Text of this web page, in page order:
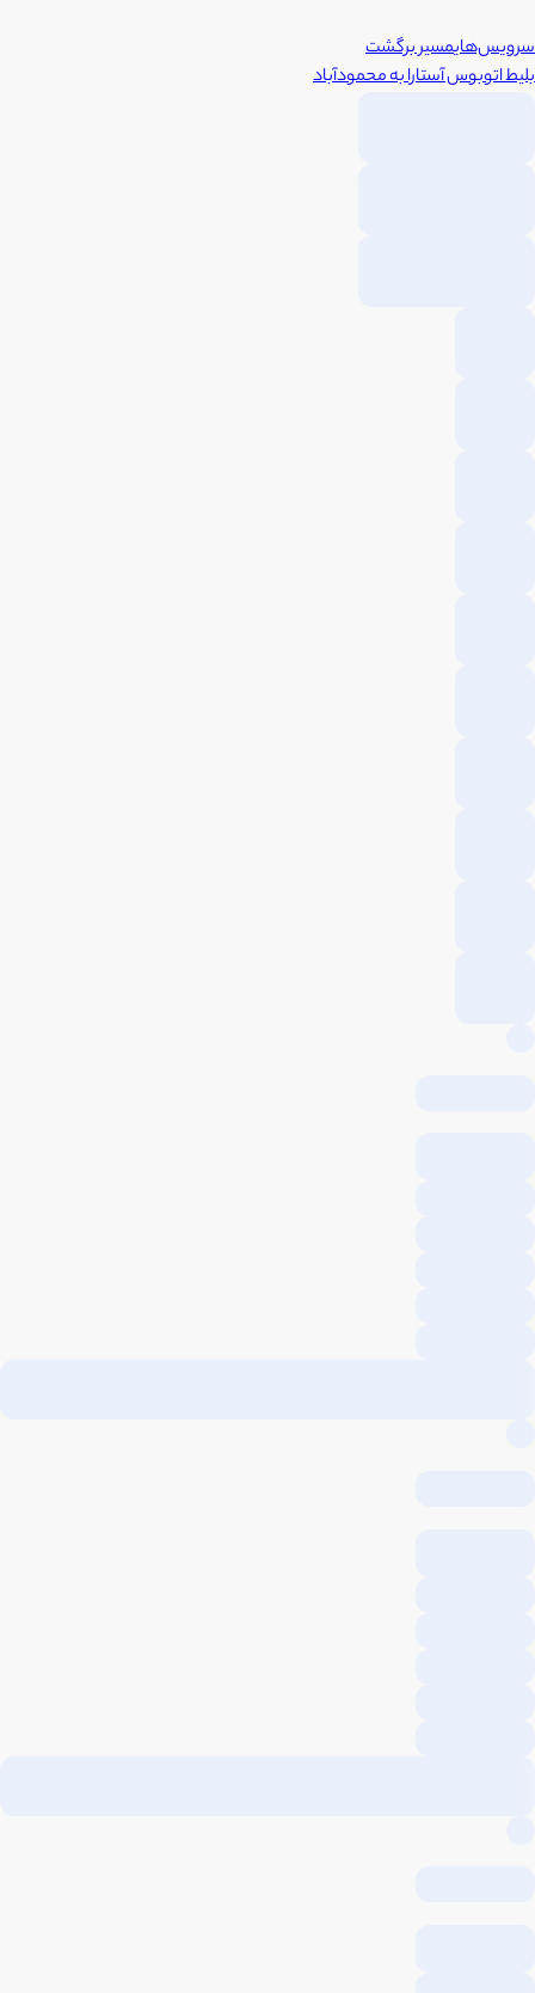
سرویس‌هایمسیر برگشت
بلیط اتوبوسآستارابهمحمودآباد